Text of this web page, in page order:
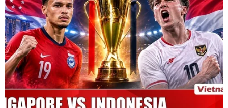
Ảnh minh họa. (Nguồn: TTXVN)
Sau 10 tiếng cứu hộ, đến 9 giờ ngày 13/12, lực
lượng Bộ đội Biên phòng tỉnh Nghệ An và Trung
tâm Phối hợp tìm kiếm, cứu nạn hàng hải Việt
Nam khu vực I đã lai dắt tàu cá NA 90144 TS
cùng 15 thuyền viên bị chìm trên biển về bờ an